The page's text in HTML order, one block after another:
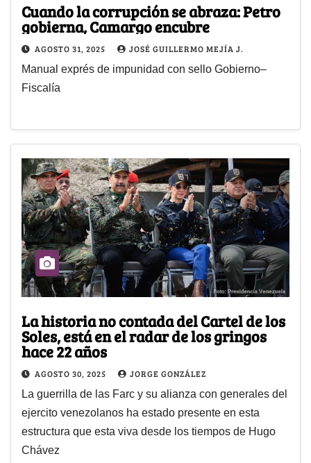
Cuando la corrupción se abraza: Petro
gobierna, Camargo encubre
AGOSTO 31, 2025 JOSÉ GUILLERMO MEJÍA J.
Manual exprés de impunidad con sello Gobierno–
Fiscalía
La historia no contada del Cartel de los
Soles, está en el radar de los gringos
hace 22 años
AGOSTO 30, 2025 JORGE GONZÁLEZ
La guerrilla de las Farc y su alianza con generales del
ejercito venezolanos ha estado presente en esta
estructura que esta viva desde los tiempos de Hugo
Chávez